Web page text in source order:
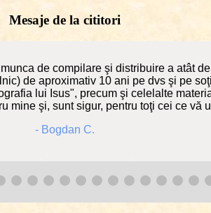
Mesaje de la cititori
de compilare şi distribuire a atât
de aproximativ 10 ani pe dvs şi pe
lui Isus", precum şi celelalte
mine şi, sunt sigur, pentru toţi cei ce vă
- Bogdan C.